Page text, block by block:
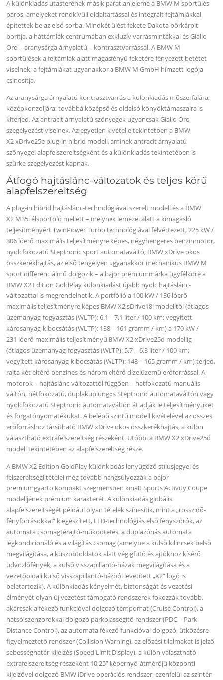
A különkiadás utasterének másik páratlan eleme a BMW M sportülés-
páros, amelyeket rendkívüli oldaltartással és integrált fejtámlákkal
építettek be az első sorba. Mindkét ülést fekete Dakota bőrkárpit
borítja, a háttámlák centrumában exkluzív varrásmintákkal és Giallo
Oro – aranysárga árnyalatú – kontrasztvarrással. A BMW M
sportülések a fejtámlák alatt magasfényű feketére fényezett betétet
viselnek, a fejtámlákat ugyanakkor a BMW M GmbH hímzett logója
csinosítja.
Az aranysárga árnyalatú kontrasztvarrás a különkiadás műszerfalára,
középkonzoljára, továbbá középső és oldalsó könyöktámaszaira is
kiterjed. Az antracit árnyalatú szőnyegek ugyancsak Giallo Oro
szegélyezést viselnek. Az egyetlen kivétel e tekintetben a BMW
X2 xDrive25e plug-in hibrid modell, aminek antracit árnyalatú
szőnyegei alapfelszereltségként és a különkiadás tekintetében is
szürke szegélyezést kapnak.
Átfogó hajtáslánc-változatok és teljes körű
alapfelszereltség
A plug-in hibrid hajtáslánc-technológiával szerelt modell és a BMW
X2 M35i élsportoló mellett – melynek lemezei alatt a kimagasló
teljesítményért TwinPower Turbo technológiával felvértezett, 225 kW /
306 lóerő maximális teljesítményre képes, négyhengeres benzinmotor,
nyolcfokozatú Steptronic sport automataváltó, BMW xDrive okos
összkerékhajtás, az első tengelyen ugyanakkor mechanikus BMW M
sport differenciálmű dolgozik – a bajor prémiummárka ügyfélköre a
BMW X2 Edition GoldPlay különkiadást újabb nyolc hajtáslánc-
változattal is megrendelhetik. A portfólió a 100 kW / 136 lóerő
maximális teljesítményre képes BMW X2 sDrive18i modelltől (átlagos
üzemanyag-fogyasztás (WLTP): 6,1 – 7,1 liter / 100 km; vegyített
károsanyag-kibocsátás (WLTP): 138 – 161 gramm / km) a 170 kW /
231 lóerő maximális teljesítményű BMW X2 xDrive25d modellig
(átlagos üzemanyag-fogyasztás (WLTP): 5,7 – 6,3 liter / 100 km;
vegyített károsanyag-kibocsátás (WLTP): 148 – 165 gramm / km) terjed,
rajta két eltérő benzines és három eltérő dízelüzemű erőforrással. A
motorok – hajtáslánc-változattól függően – hatfokozatú manuális
váltón, hétfokozatú, duplakuplungos Steptronic automataváltón vagy
nyolcfokozatú Steptronic automataváltón át adják le teljesítményüket
és forgatónyomatékukat. A belépő szintű modell kivételével az összes
erőforráshoz társítható BMW xDrive okos összkerékhajtás, a külön
választható extrafelszereltség részeként. Utóbbi a BMW X2 xDrive25d
modell tekintetében az alapfelszereltség része.
A BMW X2 Edition GoldPlay különkiadás lenyűgöző stílusjegyei és
felszereltségi tételei még tovább hangsúlyozzák a bajor
prémiumgyártó kompakt szegmensben kínált Sports Activity Coupé
modelljének prémium karakterét. A különkiadás globális
alapfelszereltségét például olyan tételek színesítik, mint a „rosszidő-
fényforrásokkal” kiegészített, LED-technológiás első fényszórók, az
automata csomagtérajtó-működtetés, a duplazónás automata
légkondicionáló és a világítás csomag (amelybe a külső kilincsek belső
megvilágítása, a küszöbtoldatok alatt végigfutó és ajtókhoz kísérő
üdvözlőfények, a külső visszapillantó-házak megvilágítása és a
vezetőoldali külső visszapillantó-házból levetített „X2” logó is
beletartozik). A különkiadás kényelmét, biztonságát és vezetési
élményét olyan új vezetést támogató rendszerek fokozzák tovább,
akárcsak a fékező funkcióval dolgozó tempomat (Cruise Control), a
hátsó szenzorokkal dolgozó parkolássegítő rendszer (PDC – Park
Distance Control), az automata fékező funkcióval dolgozó, ütközésre
figyelmeztető rendszer (Collision Warning), az előzési tilalmakat is jelző
sebességhatár-kijelzés (Speed Limit Display), a külön választható
extrafelszereltség részeként 10,25” képernyő-átmérőjű központi
kijelzővel dolgozó BMW iDrive operációs rendszer, ezenfelül az szintén